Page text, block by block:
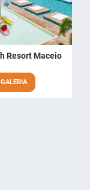
Resort Maceio